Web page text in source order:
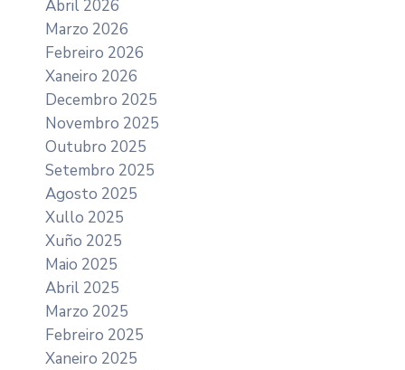
Abril 2026
Marzo 2026
Febreiro 2026
Xaneiro 2026
Decembro 2025
Novembro 2025
Outubro 2025
Setembro 2025
Agosto 2025
Xullo 2025
Xuño 2025
Maio 2025
Abril 2025
Marzo 2025
Febreiro 2025
Xaneiro 2025